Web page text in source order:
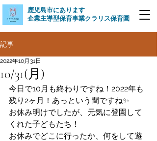
​鹿児島市にあります
企業主導型保育事業クラリス保育園
記事
10/31(月)
2022年10月31日
今日で10月も終わりですね！2022年も
残り2ヶ月！あっという間ですね✨
お休み明けでしたが、元気に登園して
くれた子どもたち！
お休みでどこに行ったか、何をして遊